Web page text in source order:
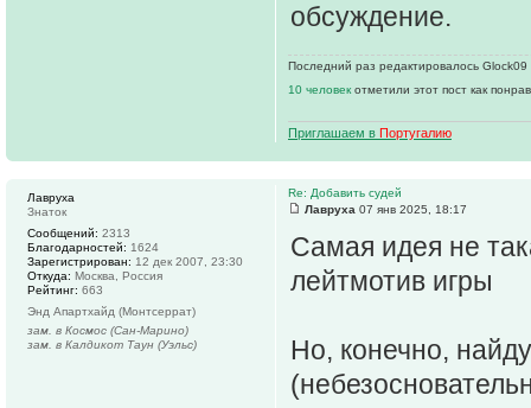
обсуждение.
Последний раз редактировалось
10 человек отметили этот пост как
Приглашаем в Португалию
Re: Добавить судей
Лавруха 07 янв 2025, 18:17
Самая идея не
лейтмотив игры
Но, конечно,
Лавруха
Знаток
Сообщений: 2313
Благодарностей: 1624
Зарегистрирован: 12 дек 2007, 23:30
Откуда: Москва, Россия
Рейтинг: 663
Энд Апартхайд (Монтсеррат)
зам. в Космос (Сан-Марино)
зам. в Калдикот Таун (Уэльс)